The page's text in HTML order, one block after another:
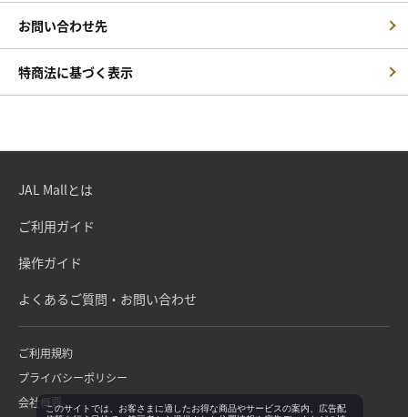
お問い合わせ先
特商法に基づく表示
JAL Mallとは
ご利用ガイド
操作ガイド
よくあるご質問・お問い合わせ
ご利用規約
プライバシーポリシー
会社概要このサイトでは、お客さまに適したお得な商品やサービスの案内、広告配